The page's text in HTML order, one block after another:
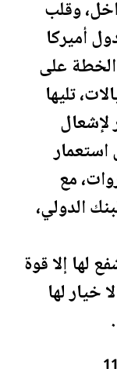
وقلب
أميركا
على
تليها
لإشعال
مع
الدولي،
لها إلا قوة
لها